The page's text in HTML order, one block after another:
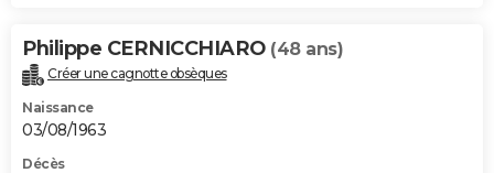
Philippe CERNICCHIARO (48 ans)
Créer une cagnotte obsèques
Naissance
03/08/1963
Décès